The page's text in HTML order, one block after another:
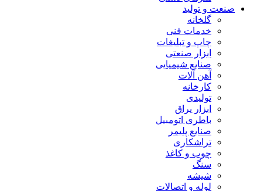
صنعت و تولید
گلخانه
خدمات فنی
چاپ و تبلیغات
ابزار صنعتی
صنایع شیمیایی
آهن آلات
کارخانه
تولیدی
ابزار یراق
باطری اتومبیل
صنایع پلیمر
تراشکاری
چوب و کاغذ
سنگ
شیشه
لوله و اتصالات